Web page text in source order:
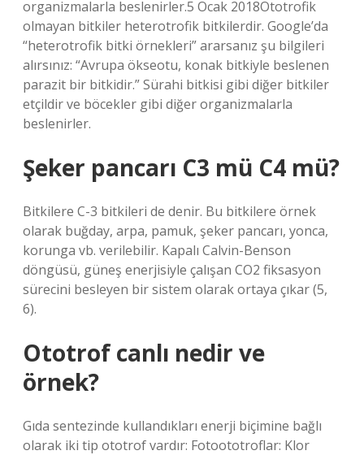
organizmalarla beslenirler.5 Ocak 2018Ototrofik
olmayan bitkiler heterotrofik bitkilerdir. Google’da
“heterotrofik bitki örnekleri” ararsanız şu bilgileri
alırsınız: “Avrupa ökseotu, konak bitkiyle beslenen
parazit bir bitkidir.” Sürahi bitkisi gibi diğer bitkiler
etçildir ve böcekler gibi diğer organizmalarla
beslenirler.
Şeker pancarı C3 mü C4 mü?
Bitkilere C-3 bitkileri de denir. Bu bitkilere örnek
olarak buğday, arpa, pamuk, şeker pancarı, yonca,
korunga vb. verilebilir. Kapalı Calvin-Benson
döngüsü, güneş enerjisiyle çalışan CO2 fiksasyon
sürecini besleyen bir sistem olarak ortaya çıkar (5,
6).
Ototrof canlı nedir ve
örnek?
Gıda sentezinde kullandıkları enerji biçimine bağlı
olarak iki tip ototrof vardır: Fotoototroflar: Klor